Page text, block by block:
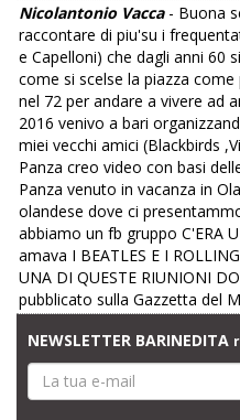
Nicolantonio Vacca- Buona
raccontare di piu'su i
e Capelloni) che dagli anni 60
come si scelse la piazza
nel 72 per andare a vivere ad
2016 venivo a bari
miei vecchi amici (Blackbirds
Panza creo video con basi
Panza venuto in vacanza in
olandese dove ci
abbiamo un fb gruppo C'ERA
amava I BEATLES E I
UNA DI QUESTE RIUNIONI
pubblicato sulla Gazzetta del
NEWSLETTER BARINEDITA